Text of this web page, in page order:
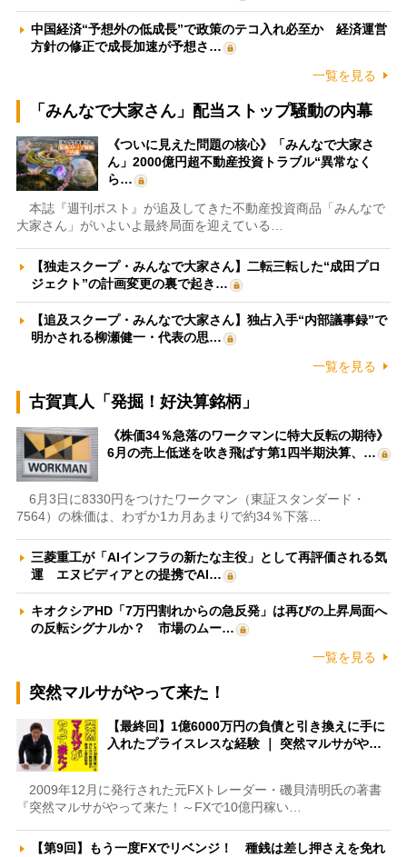
中国経済“予想外の低成長”で政策のテコ入れ必至か 経済運営
方針の修正で成長加速が予想さ…
一覧を見る
「みんなで大家さん」配当ストップ騒動の内幕
《ついに見えた問題の核心》「みんなで大家さ
ん」2000億円超不動産投資トラブル“異常なく
ら…
本誌『週刊ポスト』が追及してきた不動産投資商品「みんなで
大家さん」がいよいよ最終局面を迎えている…
【独走スクープ・みんなで大家さん】二転三転した“成田プロ
ジェクト”の計画変更の裏で起き…
【追及スクープ・みんなで大家さん】独占入手“内部議事録”で
明かされる柳瀬健一・代表の思…
一覧を見る
古賀真人「発掘！好決算銘柄」
《株価34％急落のワークマンに特大反転の期待》
6月の売上低迷を吹き飛ばす第1四半期決算、…
6月3日に8330円をつけたワークマン（東証スタンダード・
7564）の株価は、わずか1カ月あまりで約34％下落…
三菱重工が「AIインフラの新たな主役」として再評価される気
運 エヌビディアとの提携でAI…
キオクシアHD「7万円割れからの急反発」は再びの上昇局面へ
の反転シグナルか？ 市場のムー…
一覧を見る
突然マルサがやって来た！
【最終回】1億6000万円の負債と引き換えに手に
入れたプライスレスな経験 ｜ 突然マルサがや…
2009年12月に発行された元FXトレーダー・磯貝清明氏の著書
『突然マルサがやって来た！～FXで10億円稼い…
【第9回】もう一度FXでリベンジ！ 種銭は差し押さえを免れ